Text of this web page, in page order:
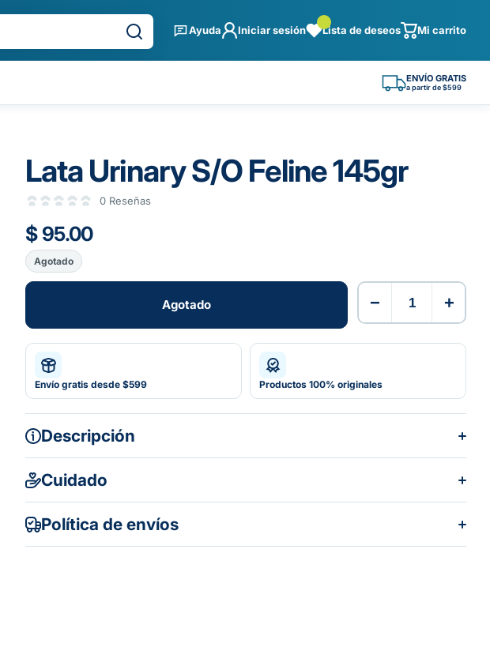
Ayuda Iniciar sesión Lista de deseos Mi carrito
ENVÍO GRATIS
a partir de $599
Lata Urinary S/O Feline 145gr
0 Reseñas
$ 95.00
Agotado
Agotado
− +
Envío gratis desde $599 Productos 100% originales
Descripción
Cuidado
Política de envíos